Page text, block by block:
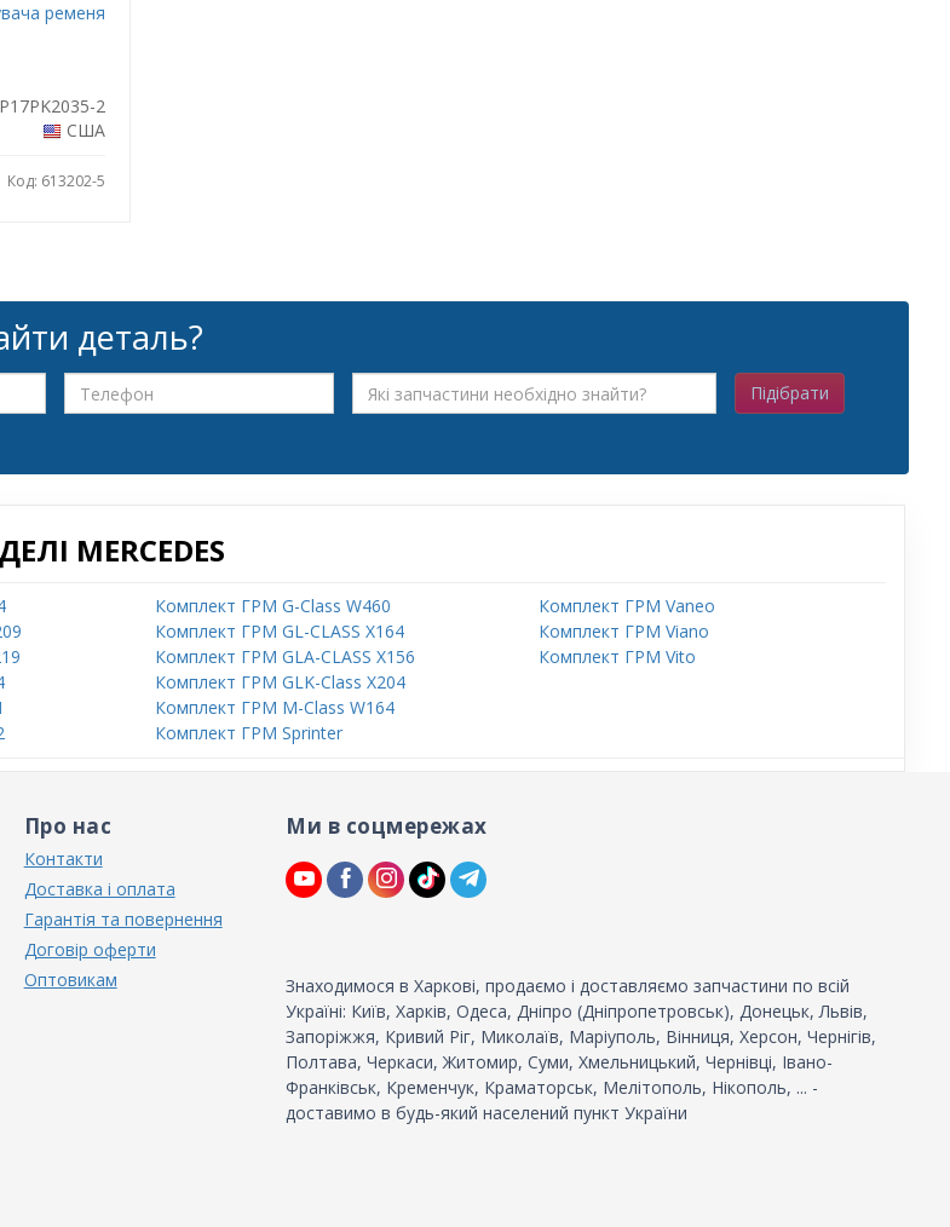
ременя
2
США
Код: 613202-5
деталь?
Підібрати
MERCEDES
Комплект ГРМ G-Class W460
Комплект ГРМ GL-CLASS X164
Комплект ГРМ GLA-CLASS X156
Комплект ГРМ GLK-Class X204
Комплект ГРМ M-Class W164
Комплект ГРМ Sprinter
Комплект ГРМ Vaneo
Комплект ГРМ Viano
Комплект ГРМ Vito
Про нас
Контакти
Доставка і оплата
Гарантія та повернення
Договір оферти
Оптовикам
Ми в соцмережах
Знаходимося в Харкові, продаємо і доставляємо запчастини по всій
Україні: Київ, Харків, Одеса, Дніпро (Дніпропетровськ), Донецьк, Львів,
Запоріжжя, Кривий Ріг, Миколаїв, Маріуполь, Вінниця, Херсон, Чернігів,
Полтава, Черкаси, Житомир, Суми, Хмельницький, Чернівці, Івано-
Франківськ, Кременчук, Краматорськ, Мелітополь, Нікополь, ... -
доставимо в будь-який населений пункт України